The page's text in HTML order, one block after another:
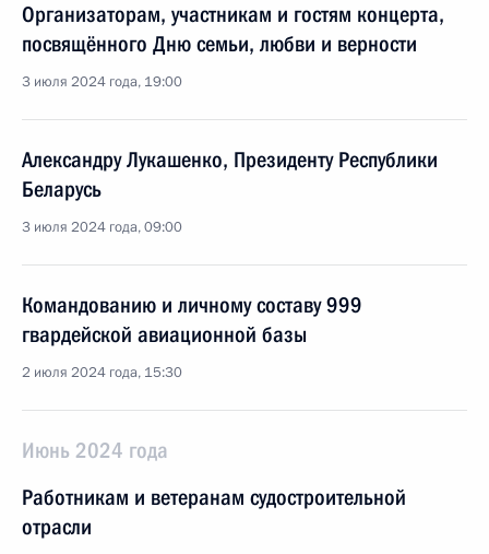
Организаторам, участникам и гостям концерта,
посвящённого Дню семьи, любви и верности
3 июля 2024 года, 19:00
Александру Лукашенко, Президенту Республики
Беларусь
3 июля 2024 года, 09:00
Командованию и личному составу 999
гвардейской авиационной базы
2 июля 2024 года, 15:30
Июнь 2024 года
Работникам и ветеранам судостроительной
отрасли